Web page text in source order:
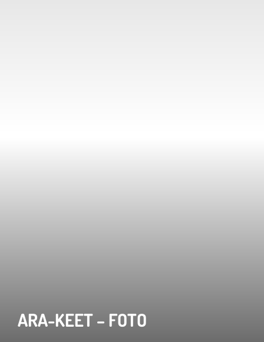
ARA-KEET – FOTO